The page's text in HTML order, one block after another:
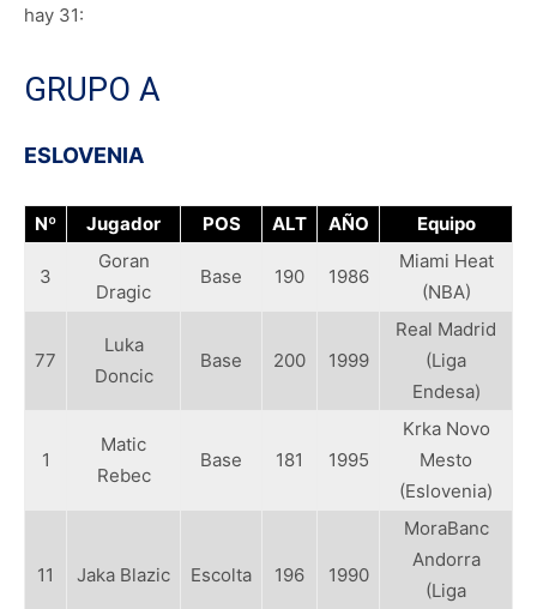
hay 31:
GRUPO A
ESLOVENIA
Nº Jugador POS ALT AÑO Equipo
3
Goran
Dragic
Base 190 1986
Miami Heat
(NBA)
77
Luka
Doncic
Base 200 1999
Real Madrid
(Liga
Endesa)
1
Matic
Rebec
Base 181 1995
Krka Novo
Mesto
(Eslovenia)
11 Jaka Blazic Escolta 196 1990
MoraBanc
Andorra
(Liga